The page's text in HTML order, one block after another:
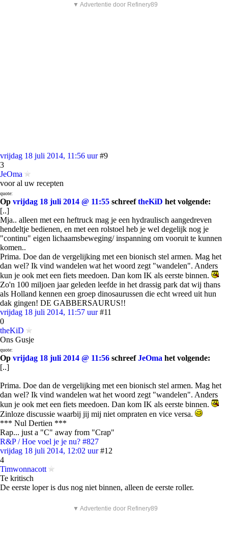
▼ Advertentie door Refinery89
vrijdag 18 juli 2014, 11:56 uur #9
3
JeOma
voor al uw recepten
quote:
Op vrijdag 18 juli 2014 @ 11:55 schreeftheKiD het volgende:
[..]
Mja.. alleen met een heftruck mag je een hydraulisch aangedreven
hendeltje bedienen, en met een rolstoel heb je wel degelijk nog je
"continu" eigen lichaamsbeweging/ inspanning om vooruit te kunnen
komen..
Prima. Doe dan de vergelijking met een bionisch stel armen. Mag het
dan wel? Ik vind wandelen wat het woord zegt "wandelen". Anders
kun je ook met een fiets meedoen. Dan kom IK als eerste binnen.
Zo'n 100 miljoen jaar geleden leefde in het drassig park dat wij thans
als Holland kennen een groep dinosaurussen die echt wreed uit hun
dak gingen! DE GABBERSAURUS!!
vrijdag 18 juli 2014, 11:57 uur #11
0
theKiD
Ons Gusje
quote:
Op vrijdag 18 juli 2014 @ 11:56 schreefJeOma het volgende:
[..]
Prima. Doe dan de vergelijking met een bionisch stel armen. Mag het
dan wel? Ik vind wandelen wat het woord zegt "wandelen". Anders
kun je ook met een fiets meedoen. Dan kom IK als eerste binnen.
Zinloze discussie waarbij jij mij niet ompraten en vice versa.
*** Nul Dertien ***
Rap... just a "C" away from "Crap"
R&P / Hoe voel je je nu? #827
vrijdag 18 juli 2014, 12:02 uur #12
4
Timwonnacott
Te kritisch
De eerste loper is dus nog niet binnen, alleen de eerste roller.
▼ Advertentie door Refinery89